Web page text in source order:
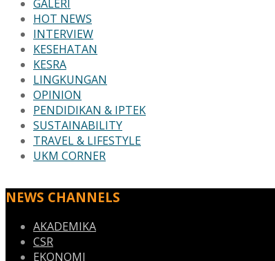
GALERI
HOT NEWS
INTERVIEW
KESEHATAN
KESRA
LINGKUNGAN
OPINION
PENDIDIKAN & IPTEK
SUSTAINABILITY
TRAVEL & LIFESTYLE
UKM CORNER
NEWS CHANNELS
AKADEMIKA
CSR
EKONOMI